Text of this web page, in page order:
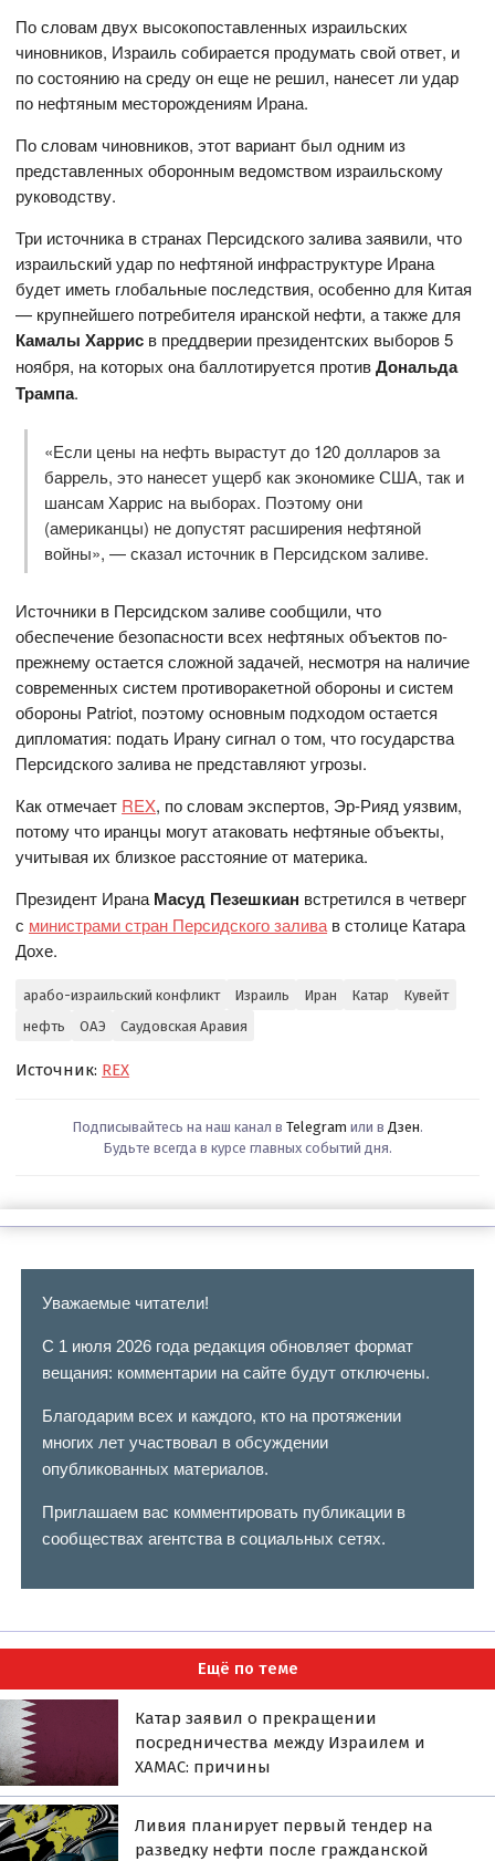
По словам двух высокопоставленных израильских
чиновников, Израиль собирается продумать свой ответ, и
по состоянию на среду он еще не решил, нанесет ли удар
по нефтяным месторождениям Ирана.
По словам чиновников, этот вариант был одним из
представленных оборонным ведомством израильскому
руководству.
Три источника в странах Персидского залива заявили, что
израильский удар по нефтяной инфраструктуре Ирана
будет иметь глобальные последствия, особенно для Китая
— крупнейшего потребителя иранской нефти, а также для
Камалы Харрис в преддверии президентских выборов 5
ноября, на которых она баллотируется противДональда
Трампа.
«Если цены на нефть вырастут до 120 долларов за
баррель, это нанесет ущерб как экономике США, так и
шансам Харрис на выборах. Поэтому они
(американцы) не допустят расширения нефтяной
войны», — сказал источник в Персидском заливе.
Источники в Персидском заливе сообщили, что
обеспечение безопасности всех нефтяных объектов по-
прежнему остается сложной задачей, несмотря на наличие
современных систем противоракетной обороны и систем
обороны Patriot, поэтому основным подходом остается
дипломатия: подать Ирану сигнал о том, что государства
Персидского залива не представляют угрозы.
Как отмечает REX, по словам экспертов, Эр-Рияд уязвим,
потому что иранцы могут атаковать нефтяные объекты,
учитывая их близкое расстояние от материка.
Президент Ирана Масуд Пезешкиан встретился в четверг
с министрами стран Персидского залива в столице Катара
Дохе.
арабо-израильский конфликт Израиль Иран Катар
Кувейт
нефть
ОАЭ Саудовская Аравия
Источник: REX
Подписывайтесь на наш канал в Telegram или в Дзен.
Будьте всегда в курсе главных событий дня.
Уважаемые читатели!
С 1 июля 2026 года редакция обновляет формат
вещания: комментарии на сайте будут отключены.
Благодарим всех и каждого, кто на протяжении
многих лет участвовал в обсуждении
опубликованных материалов.
Приглашаем вас комментировать публикации в
сообществах агентства в социальных сетях.
Ещё по теме
Катар заявил о прекращении
посредничества между Израилем и
ХАМАС: причины
Ливия планирует первый тендер на
разведку нефти после гражданской